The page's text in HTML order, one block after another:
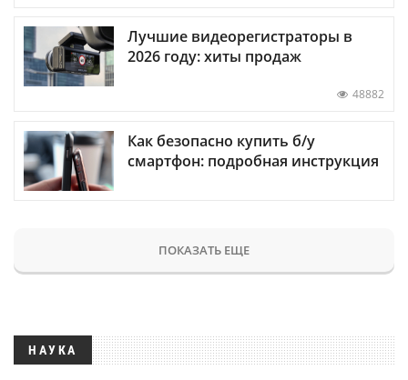
Лучшие видеорегистраторы в
2026 году: хиты продаж
48882
Как безопасно купить б/у
смартфон: подробная инструкция
ПОКАЗАТЬ ЕЩЕ
НАУКА